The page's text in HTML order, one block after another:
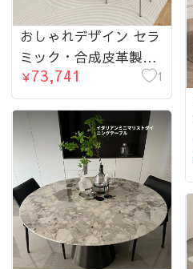
おしゃれデザイン セラ
ミック・合成皮革製ダ
イニングテーブルセッ
ト - スタイリッシュな
インテリアに最適 hsj-
2272-table
￥73,741 1